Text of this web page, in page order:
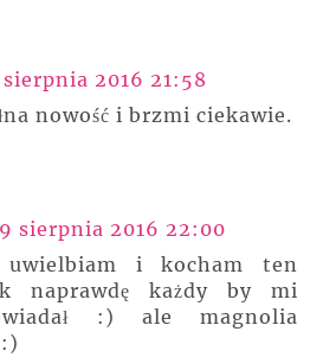
sierpnia 2016 21:58
nowość i brzmi ciekawie.
sierpnia 2016 22:00
uwielbiam i kocham ten
naprawdę każdy by mi
:) ale magnolia